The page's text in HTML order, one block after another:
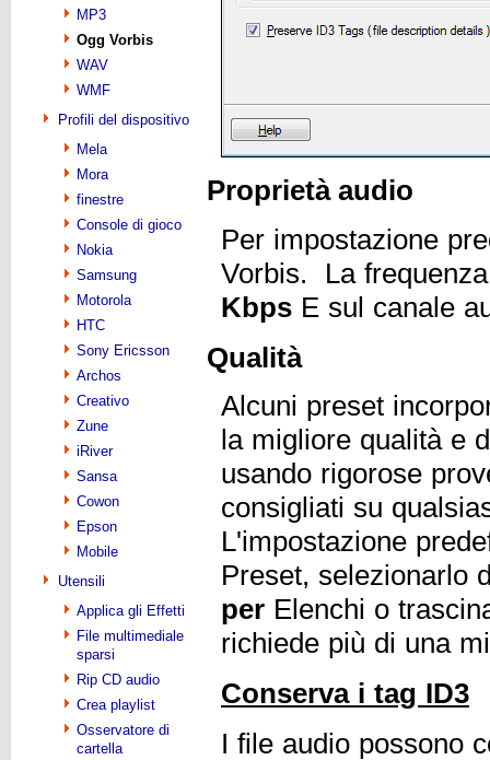
MP3
Ogg Vorbis
WAV
WMF
Profili del dispositivo
Mela
Mora
finestre
Console di gioco
Nokia
Samsung
Motorola
HTC
Sony Ericsson
Archos
Creativo
Zune
iRiver
Sansa
Cowon
Epson
Mobile
Utensili
Applica gli Effetti
File multimediale
sparsi
Rip CD audio
Crea playlist
Osservatore di
cartella
Proprietà audio
Per impostazione
Vorbis. La
Kbps E sul canale
Qualità
Alcuni preset
la migliore qualità e
usando rigorose
consigliati su
L'impostazione
Preset, selezionarlo
per Elenchi o
richiede più di una
Conserva i tag ID3
I file audio possono